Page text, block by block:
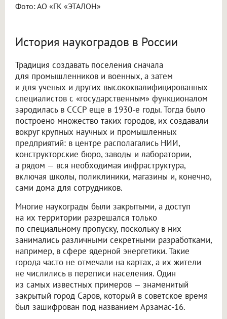
Фото: АО «ГК «ЭТАЛОН»
История наукоградов в России
Традиция создавать поселения сначала
для промышленников и военных, а затем
и для ученых и других высококвалифицированных
специалистов с «государственным» функционалом
зародилась в СССР еще в 1930-е годы. Тогда было
построено множество таких городов, их создавали
вокруг крупных научных и промышленных
предприятий: в центре располагались НИИ,
конструкторские бюро, заводы и лаборатории,
а рядом — вся необходимая инфраструктура,
включая школы, поликлиники, магазины и, конечно,
сами дома для сотрудников.
Многие наукограды были закрытыми, а доступ
на их территории разрешался только
по специальному пропуску, поскольку в них
занимались различными секретными разработками,
например, в сфере ядерной энергетики. Такие
города часто не отмечали на картах, а их жители
не числились в переписи населения. Один
из самых известных примеров — знаменитый
закрытый город Саров, который в советское время
был зашифрован под названием Арзамас-16.